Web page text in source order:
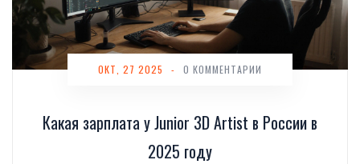
Какая зарплата у Junior 3D Artist в России в
2025 году
ОКТ, 27 2025 - 0 КОММЕНТАРИИ